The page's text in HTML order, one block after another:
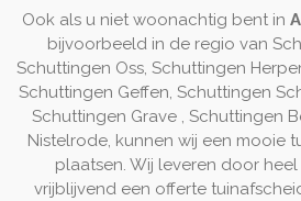
Ook als u niet woonachtig bent in
bijvoorbeeld in de regio van
Schuttingen Oss, Schuttingen
Schuttingen Geffen, Schuttingen
Schuttingen Grave , Schuttingen
Nistelrode, kunnen wij een mooie
plaatsen. Wij leveren door
vrijblijvend een offerte